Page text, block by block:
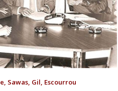
Sawas, Gil, Escourrou